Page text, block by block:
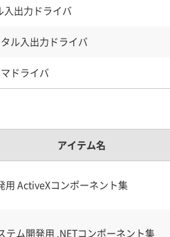
出力ドライバ
ル入出力ドライバ
ドライバ
アイテム名
用 ActiveXコンポーネント集
テム開発用 .NETコンポーネント集